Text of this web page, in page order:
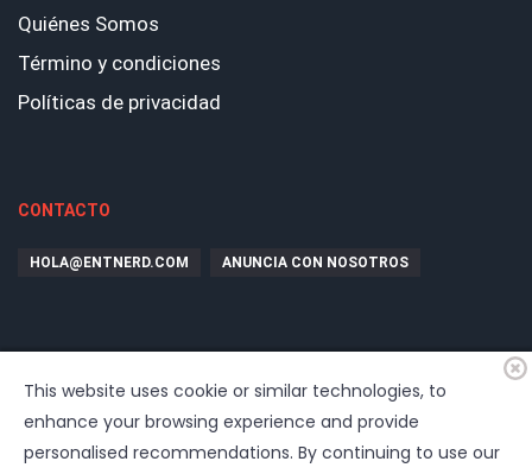
Quiénes Somos
Término y condiciones
Políticas de privacidad
CONTACTO
HOLA@ENTNERD.COM ANUNCIA CON NOSOTROS
This website uses cookie or similar technologies, to
enhance your browsing experience and provide
personalised recommendations. By continuing to use our